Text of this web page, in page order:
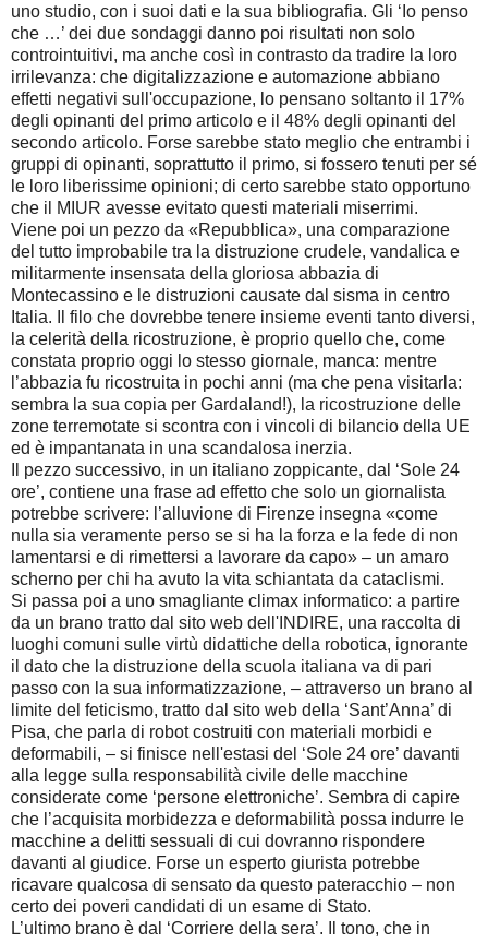
uno studio, con i suoi dati e la sua bibliografia. Gli ‘Io penso
che …’ dei due sondaggi danno poi risultati non solo
controintuitivi, ma anche così in contrasto da tradire la loro
irrilevanza: che digitalizzazione e automazione abbiano
effetti negativi sull'occupazione, lo pensano soltanto il 17%
degli opinanti del primo articolo e il 48% degli opinanti del
secondo articolo. Forse sarebbe stato meglio che entrambi i
gruppi di opinanti, soprattutto il primo, si fossero tenuti per sé
le loro liberissime opinioni; di certo sarebbe stato opportuno
che il MIUR avesse evitato questi materiali miserrimi.
Viene poi un pezzo da «Repubblica», una comparazione
del tutto improbabile tra la distruzione crudele, vandalica e
militarmente insensata della gloriosa abbazia di
Montecassino e le distruzioni causate dal sisma in centro
Italia. Il filo che dovrebbe tenere insieme eventi tanto diversi,
la celerità della ricostruzione, è proprio quello che, come
constata proprio oggi lo stesso giornale, manca: mentre
l’abbazia fu ricostruita in pochi anni (ma che pena visitarla:
sembra la sua copia per Gardaland!), la ricostruzione delle
zone terremotate si scontra con i vincoli di bilancio della UE
ed è impantanata in una scandalosa inerzia.
Il pezzo successivo, in un italiano zoppicante, dal ‘Sole 24
ore’, contiene una frase ad effetto che solo un giornalista
potrebbe scrivere: l’alluvione di Firenze insegna «come
nulla sia veramente perso se si ha la forza e la fede di non
lamentarsi e di rimettersi a lavorare da capo» – un amaro
scherno per chi ha avuto la vita schiantata da cataclismi.
Si passa poi a uno smagliante climax informatico: a partire
da un brano tratto dal sito web dell'INDIRE, una raccolta di
luoghi comuni sulle virtù didattiche della robotica, ignorante
il dato che la distruzione della scuola italiana va di pari
passo con la sua informatizzazione, – attraverso un brano al
limite del feticismo, tratto dal sito web della ‘Sant’Anna’ di
Pisa, che parla di robot costruiti con materiali morbidi e
deformabili, – si finisce nell'estasi del ‘Sole 24 ore’ davanti
alla legge sulla responsabilità civile delle macchine
considerate come ‘persone elettroniche’. Sembra di capire
che l’acquisita morbidezza e deformabilità possa indurre le
macchine a delitti sessuali di cui dovranno rispondere
davanti al giudice. Forse un esperto giurista potrebbe
ricavare qualcosa di sensato da questo pateracchio – non
certo dei poveri candidati di un esame di Stato.
L’ultimo brano è dal ‘Corriere della sera’. Il tono, che in